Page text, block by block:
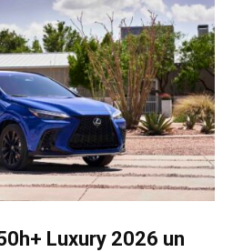
Luxury 2026 un